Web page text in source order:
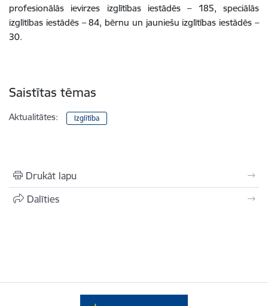
profesionālās ievirzes izglītības iestādēs – 185, speciālās
izglītības iestādēs – 84, bērnu un jauniešu izglītības iestādēs –
30.
Saistītas tēmas
Aktualitātes: Izglītība
Drukāt lapu
Dalīties